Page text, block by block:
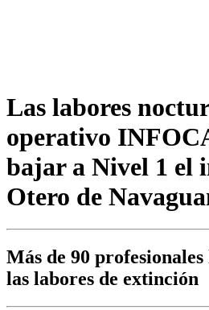
Las labores
operativo
bajar a Nivel 1 el
Otero de
Más de 90
las labores de extinción